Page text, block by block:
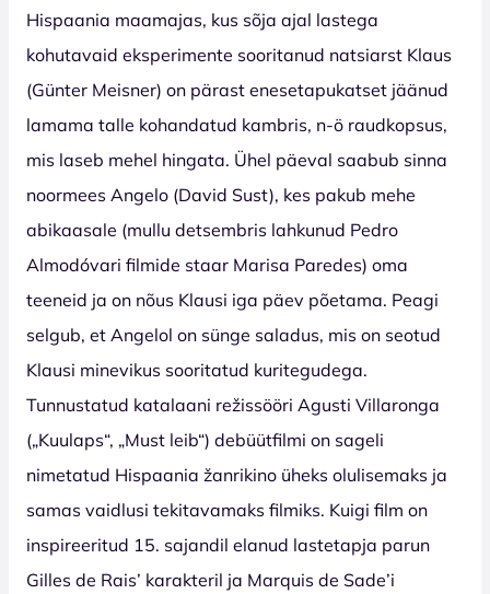
Hispaania maamajas, kus sõja ajal lastega
kohutavaid eksperimente sooritanud natsiarst Klaus
(Günter Meisner) on pärast enesetapukatset jäänud
lamama talle kohandatud kambris, n-ö raudkopsus,
mis laseb mehel hingata. Ühel päeval saabub sinna
noormees Angelo (David Sust), kes pakub mehe
abikaasale (mullu detsembris lahkunud Pedro
Almodóvari filmide staar Marisa Paredes) oma
teeneid ja on nõus Klausi iga päev põetama. Peagi
selgub, et Angelol on sünge saladus, mis on seotud
Klausi minevikus sooritatud kuritegudega.
Tunnustatud katalaani režissööri Agusti Villaronga
(„Kuulaps“, „Must leib“) debüütfilmi on sageli
nimetatud Hispaania žanrikino üheks olulisemaks ja
samas vaidlusi tekitavamaks filmiks. Kuigi film on
inspireeritud 15. sajandil elanud lastetapja parun
Gilles de Rais’ karakteril ja Marquis de Sade’i